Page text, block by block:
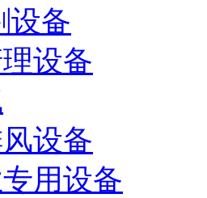
设备
设备
设备
用设备